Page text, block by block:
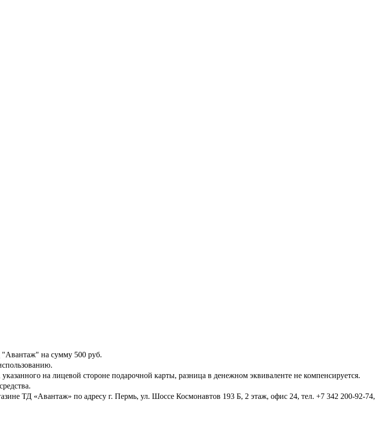
"Авантаж" на сумму 500 руб.
на лицевой стороне подарочной карты, разница в денежном эквиваленте не компенсируется.
ТД «Авантаж» по адресу г. Пермь, ул. Шоссе Космонавтов 193 Б, 2 этаж, офис 24, тел. +7 342 200-92-74,